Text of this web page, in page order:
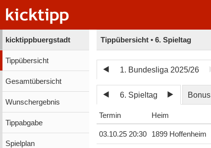
kicktippbuergstadt
Tippübersicht
Gesamtübersicht
Wunschergebnis
Tippabgabe
Spielplan
Tippübersicht • 6. Spieltag
1. Bundesliga 2025/26
6. Spieltag Bonus
Termin Heim
03.10.25 20:30 1899 Hoffenheim